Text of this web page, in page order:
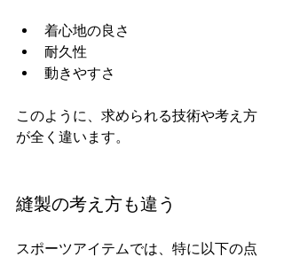
着心地の良さ
耐久性
動きやすさ
このように、求められる技術や考え方
が全く違います。
縫製の考え方も違う
スポーツアイテムでは、特に以下の点